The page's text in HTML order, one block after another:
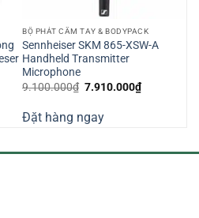
BỘ PHÁT CẦM TAY & BODYPACK
Sennheiser SKM 865-XSW-A
Handheld Transmitter
Microphone
9.100.000₫ Giá
9.100.000₫.
7.910.000₫Giá
hiện
Đặt hàng ngay